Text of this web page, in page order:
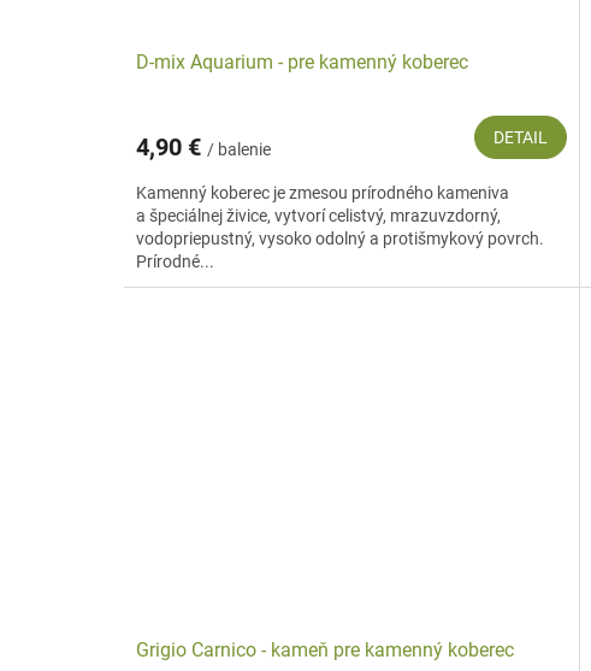
D-mix Aquarium - pre kamenný koberec
4,90 € / balenie
DETAIL
Kamenný koberec je zmesou prírodného kameniva
a špeciálnej živice, vytvorí celistvý, mrazuvzdorný,
vodopriepustný, vysoko odolný a protišmykový povrch.
Prírodné...
Grigio Carnico - kameň pre kamenný koberec